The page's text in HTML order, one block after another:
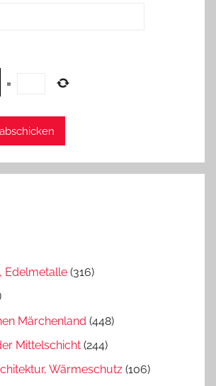
=
Edelmetalle (316)
Märchenland (448)
Mittelschicht (244)
Wärmeschutz (106)